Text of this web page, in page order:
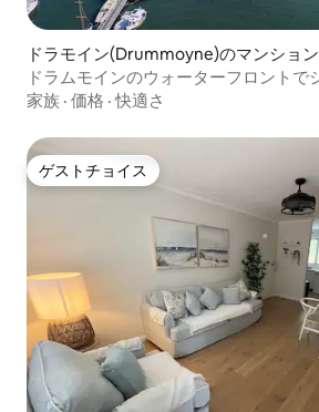
ドラモイン(Drummoyne)のマンション
ト
ドラムモインのウォーターフロントで
楽しもう
家族 · 価格 ·快適さ
ゲストチョイス
ゲストチョイス